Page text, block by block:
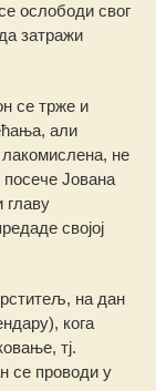
ослободи свог
затражи
се трже и
али
не
Јована
главу
својој
на дан
кога
тј.
се проводи у